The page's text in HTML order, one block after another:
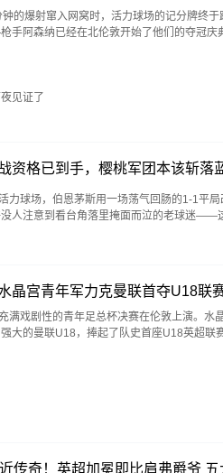
的爆射窜入网窝时，活力球场的记分牌终
阿森纳已经在北伦敦开始了他们的夺冠庆
见证了
资格已到手，樱桃军团本该斩落
力球场，伯恩茅斯用一场荡气回肠的1-1平
人注意到看台角落里掩面而泣的老球迷——
晶宫青年军力克曼联首夺U18联
满戏剧性的青年足总杯决赛在伦敦上演。
大的曼联U18，捧起了队史首座U18英超联
传奇！英超加冕即比肩弗爵爷